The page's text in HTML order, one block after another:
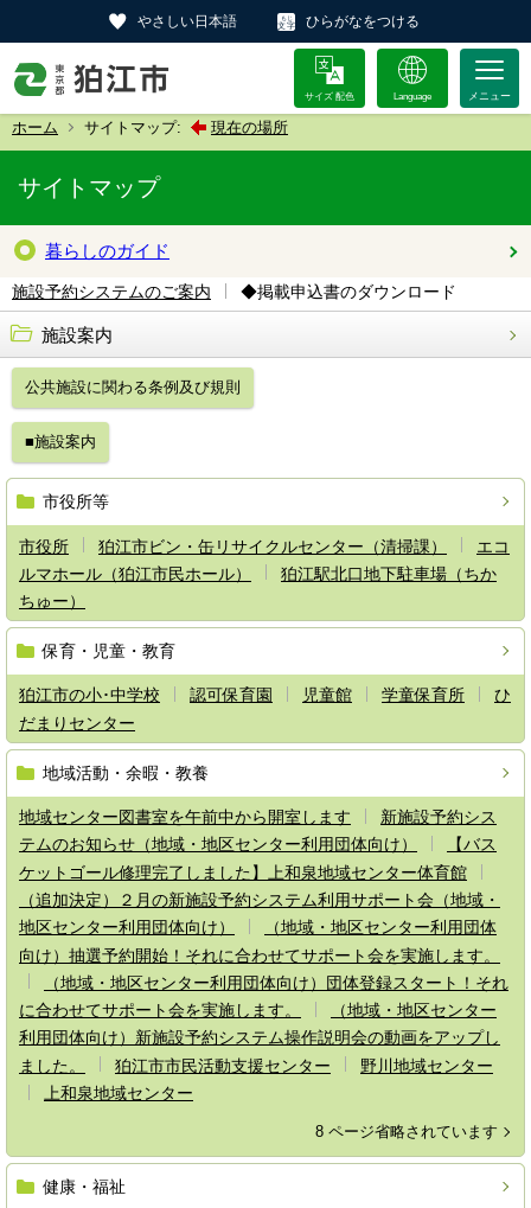
やさしい日本語 ひらがなをつける
サイズ 配色 Language
ホーム サイトマップ: 現在の場所
サイトマップ
暮らしのガイド
施設予約システムのご案内 ◆掲載申込書のダウンロード
施設案内
公共施設に関わる条例及び規則
■施設案内
市役所等
市役所 狛江市ビン・缶リサイクルセンター（清掃課）
エコ
ルマホール（狛江市民ホール）
狛江駅北口地下駐車場（ちか
ちゅー）
保育・児童・教育
狛江市の小･中学校 認可保育園 児童館 学童保育所
ひ
だまりセンター
地域活動・余暇・教養
地域センター図書室を午前中から開室します
新施設予約シス
テムのお知らせ（地域・地区センター利用団体向け）
【バス
ケットゴール修理完了しました】上和泉地域センター体育館
（追加決定）２月の新施設予約システム利用サポート会（地域・
地区センター利用団体向け）
（地域・地区センター利用団体
向け）抽選予約開始！それに合わせてサポート会を実施します。
（地域・地区センター利用団体向け）団体登録スタート！それ
に合わせてサポート会を実施します。
（地域・地区センター
利用団体向け）新施設予約システム操作説明会の動画をアップし
ました。
狛江市市民活動支援センター
野川地域センター
上和泉地域センター
8 ページ省略されています
健康・福祉